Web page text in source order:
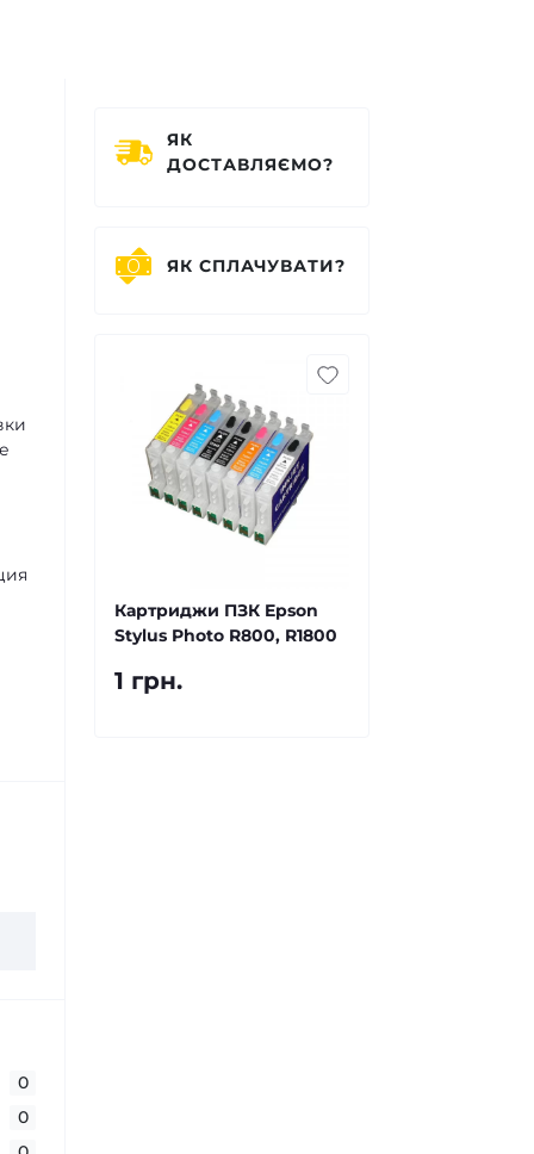
0
0
ЯК
ДОСТАВЛЯЄМО?
ЯК СПЛАЧУВАТИ?
Картриджи ПЗК Epson
Stylus Photo R800, R1800
1 грн.